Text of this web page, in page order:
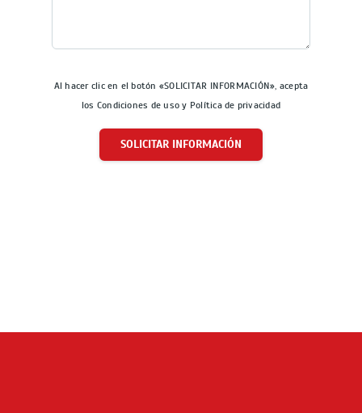
Al hacer clic en el botón «SOLICITAR INFORMACIÓN», acepta
los Condiciones de uso y Política de privacidad
SOLICITAR INFORMACIÓN